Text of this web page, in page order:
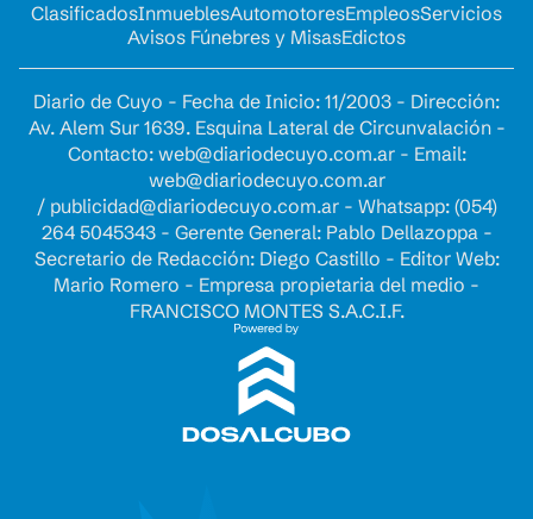
ClasificadosInmueblesAutomotoresEmpleosServicios
Avisos Fúnebres y MisasEdictos
Diario de Cuyo - Fecha de Inicio: 11/2003 - Dirección:
Av. Alem Sur 1639. Esquina Lateral de Circunvalación -
Contacto: web@diariodecuyo.com.ar- Email:
web@diariodecuyo.com.ar
/ publicidad@diariodecuyo.com.ar- Whatsapp: (054)
264 5045343 - Gerente General: Pablo Dellazoppa -
Secretario de Redacción: Diego Castillo - Editor Web:
Mario Romero - Empresa propietaria del medio -
FRANCISCO MONTES S.A.C.I.F.